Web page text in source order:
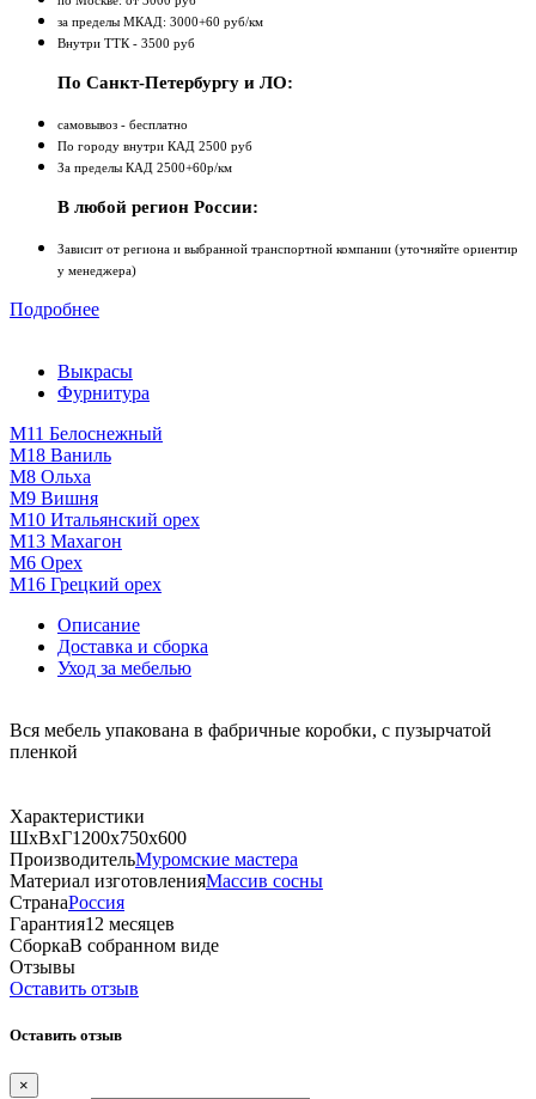
за пределы МКАД: 3000+60 руб/км
Внутри ТТК - 3500 руб
По Санкт-Петербургу и ЛО:
самовывоз - бесплатно
По городу внутри КАД 2500 руб
За пределы КАД 2500+60р/км
В любой регион России:
Зависит от региона и выбранной транспортной компании (уточняйте ориентир
у менеджера)
Подробнее
Выкрасы
Фурнитура
М11 Белоснежный
М18 Ваниль
M8 Ольха
М9 Вишня
М10 Итальянский орех
М13 Махагон
М6 Орех
М16 Грецкий орех
Описание
Доставка и сборка
Уход за мебелью
Вся мебель упакована в фабричные коробки, с пузырчатой
пленкой
Характеристики
ШхВхГ1200х750х600
ПроизводительМуромские мастера
Материал изготовленияМассив сосны
СтранаРоссия
Гарантия12 месяцев
СборкаВ собранном виде
Отзывы
Оставить отзыв
Оставить отзыв
×